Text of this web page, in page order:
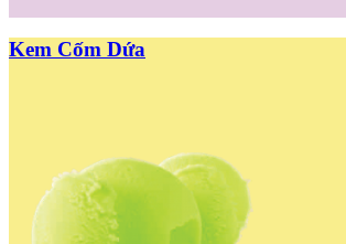
Kem Cốm Dứa